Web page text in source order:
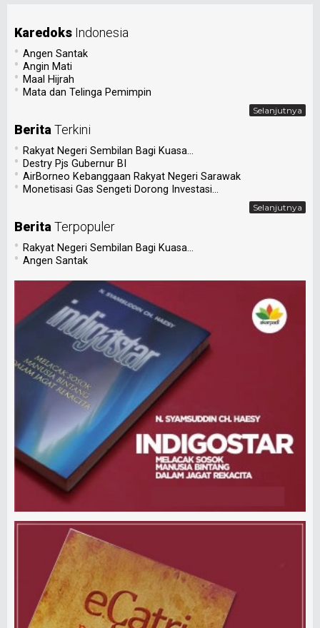
Karedoks Indonesia
• Angen Santak
• Angin Mati
• Maal Hijrah
• Mata dan Telinga Pemimpin
Selanjutnya
BeritaTerkini
• Rakyat Negeri Sembilan Bagi Kuasa...
• Destry Pjs Gubernur BI
• AirBorneo Kebanggaan Rakyat Negeri Sarawak
• Monetisasi Gas Sengeti Dorong Investasi...
Selanjutnya
BeritaTerpopuler
• Rakyat Negeri Sembilan Bagi Kuasa...
• Angen Santak